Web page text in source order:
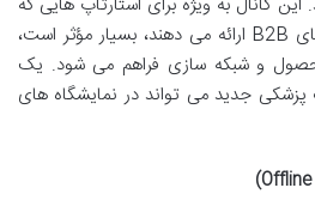
محصولات فیزیکی یا راهکارهای B2B ارائه می دهند، بسیار مؤثر است،
و شبکه سازی فراهم می شود. یک
پزشکی جدید می تواند در نمایشگاه های